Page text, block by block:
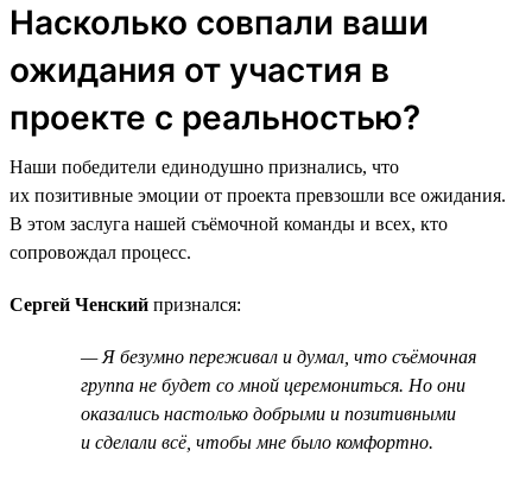
Насколько совпали ваши
ожидания от участия в
проекте с реальностью?
Наши победители единодушно признались, что
их позитивные эмоции от проекта превзошли все ожидания.
В этом заслуга нашей съёмочной команды и всех, кто
сопровождал процесс.
Сергей Ченский признался:
— Я безумно переживал и думал, что съёмочная
группа не будет со мной церемониться. Но они
оказались настолько добрыми и позитивными
и сделали всё, чтобы мне было комфортно.